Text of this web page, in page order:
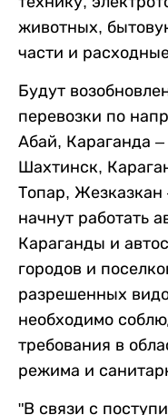
животных,
части и
Будут
перевозки по
Абай, Караганда
Шахтинск,
Топар, Жезказкан
начнут работать
Караганды и
городов и
разрешенных
необходимо
требования в
режима и
"В связи с